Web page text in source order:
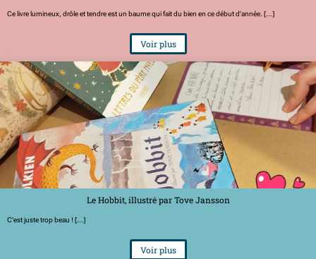
Ce livre lumineux, drôle et tendre est un baume qui fait du bien en ce début d'année. [...]
Voir plus
Le Hobbit, illustré par Tove Jansson
C'est juste trop beau ! [...]
Voir plus